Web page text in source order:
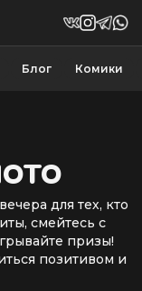
Блог Комики
для тех, кто
смейтесь с
призы!
позитивом и